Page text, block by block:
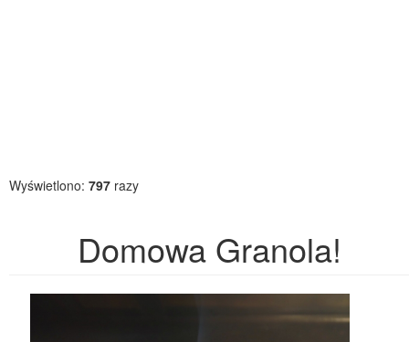
Wyświetlono: 797 razy
Domowa Granola!